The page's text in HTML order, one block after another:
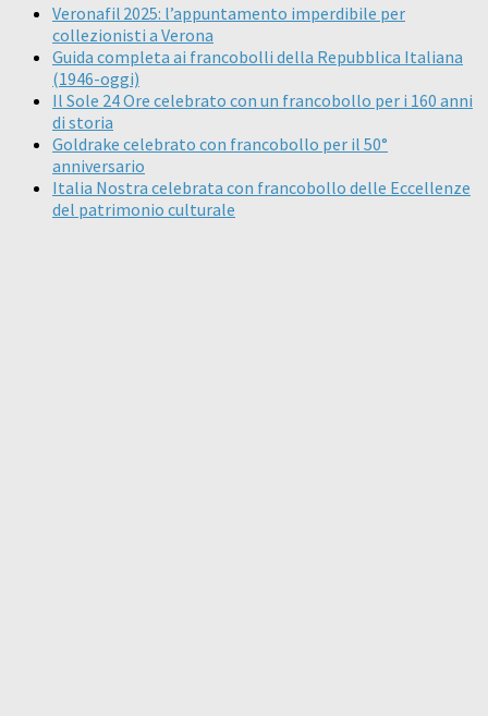
Veronafil 2025: l’appuntamento imperdibile per
collezionisti a Verona
Guida completa ai francobolli della Repubblica Italiana
(1946-oggi)
Il Sole 24 Ore celebrato con un francobollo per i 160 anni
di storia
Goldrake celebrato con francobollo per il 50°
anniversario
Italia Nostra celebrata con francobollo delle Eccellenze
del patrimonio culturale